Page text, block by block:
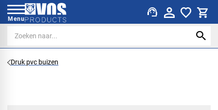
Menu support_agent
Druk pvc buizen